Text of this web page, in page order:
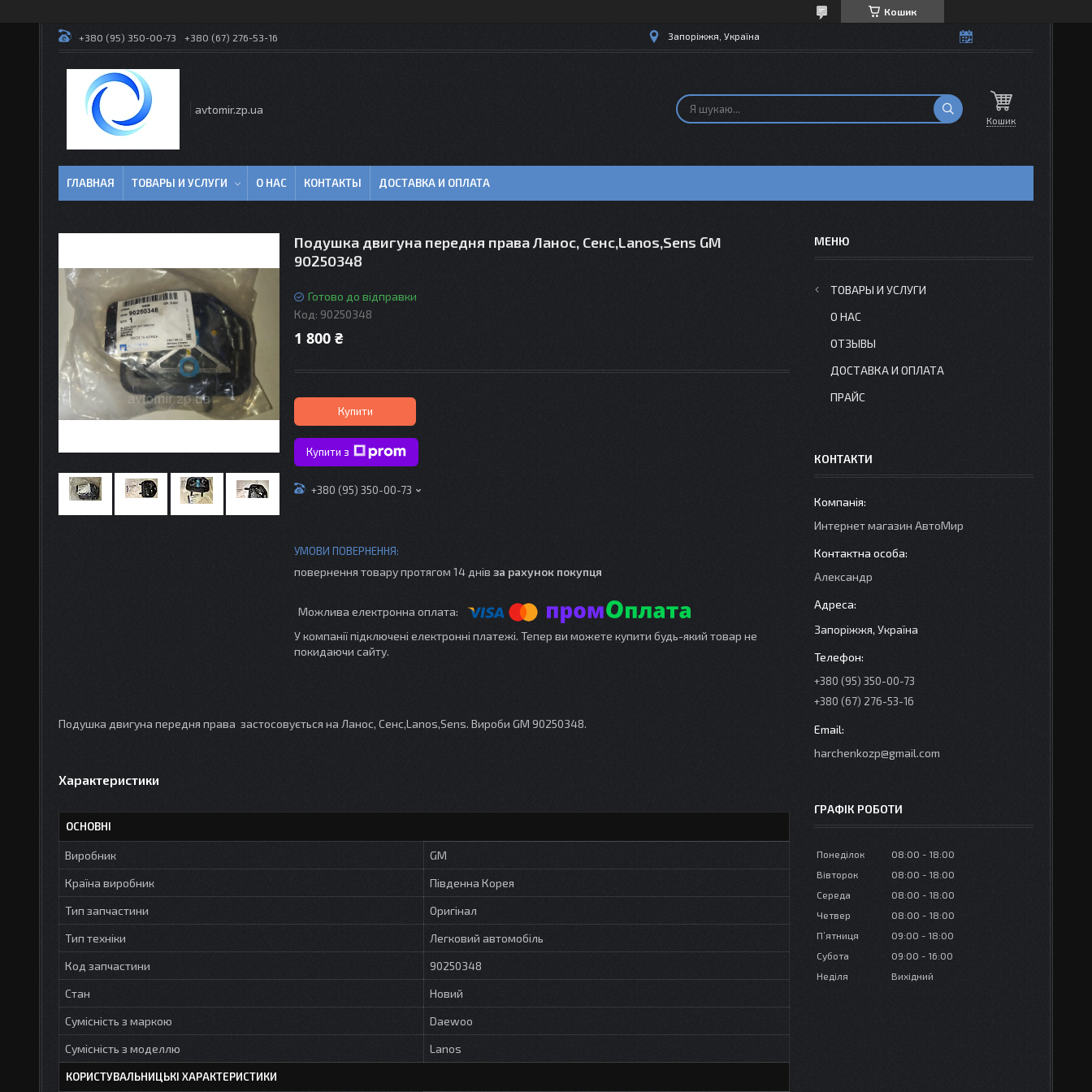
Кошик
+380 (95) 350-00-73 +380 (67) 276-53-16 Запоріжжя, Україна
avtomir.zp.ua
Кошик
ГЛАВНАЯ ТОВАРЫ И УСЛУГИ О НАС КОНТАКТЫ ДОСТАВКА И ОПЛАТА
Подушка двигуна передня права Ланос, Сенс,Lanos,Sens GM
90250348
Готово до відправки
Код: 90250348
1 800 ₴
Купити
Купити з
+380 (95) 350-00-73
повернення товару протягом 14 днів за рахунок покупця
У компанії підключені електронні платежі. Тепер ви можете купити будь-який товар не
покидаючи сайту.
Подушка двигуна передня права застосовується на Ланос, Сенс,Lanos,Sens. Вироби GM 90250348.
Характеристики
ОСНОВНІ
Виробник
GM
Країна виробник
Південна Корея
Тип запчастини
Оригінал
Тип техніки
Легковий автомобіль
Код запчастини
90250348
Стан
Новий
Сумісність з маркою
Daewoo
Сумісність з моделлю
Lanos
КОРИСТУВАЛЬНИЦЬКІ ХАРАКТЕРИСТИКИ
ТОВАРЫ И УСЛУГИ
О НАС
ОТЗЫВЫ
ДОСТАВКА И ОПЛАТА
ПРАЙС
КОНТАКТИ
Интернет магазин АвтоМир
Александр
Запоріжжя, Україна
+380 (95) 350-00-73
+380 (67) 276-53-16
harchenkozp@gmail.com
ГРАФІК РОБОТИ
Понеділок 08:00
18:00
Вівторок
08:00
18:00
Середа
08:00
18:00
Четвер
08:00
18:00
Пʼятниця
09:00
18:00
Субота
09:00
16:00
Неділя
Вихідний